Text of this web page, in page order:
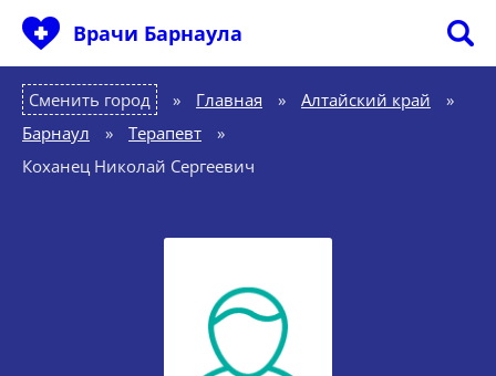
Врачи Барнаула
Сменить город Главная » Алтайский край
»
Барнаул
» Терапевт
»
Коханец Николай Сергеевич